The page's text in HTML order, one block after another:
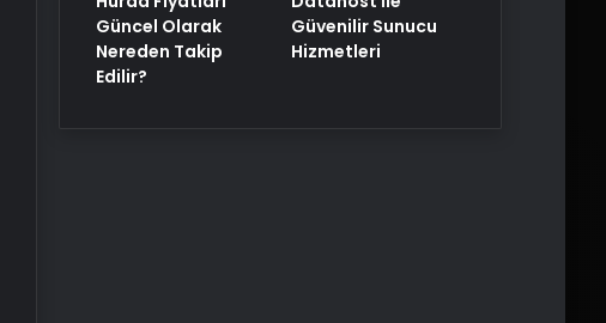
Güncel Olarak
Nereden Takip
Edilir?
Güvenilir Sunucu
Hizmetleri